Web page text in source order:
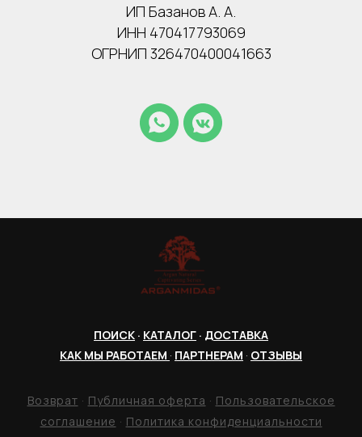
ИП Базанов А. А.
ИНН 470417793069
ОГРНИП 326470400041663
ПОИСК · КАТАЛОГ · ДОСТАВКА
КАК МЫ РАБОТАЕМ · ПАРТНЕРАМ · ОТЗЫВЫ
Возврат · Публичная оферта · Пользовательское
соглашение · Политика конфиденциальности